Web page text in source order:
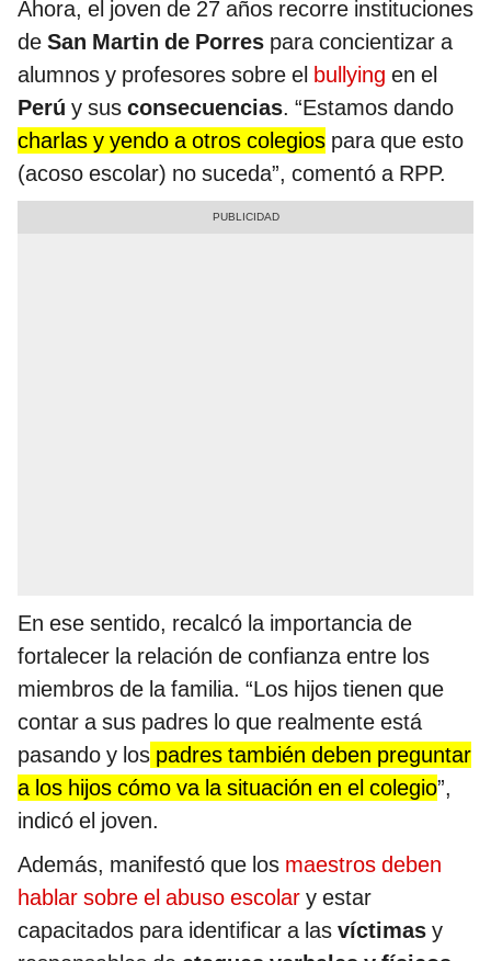
Ahora, el joven de 27 años recorre instituciones
de San Martin de Porres para concientizar a
alumnos y profesores sobre el bullying en el
Perú y sus consecuencias. “Estamos dando
charlas y yendo a otros colegios para que esto
(acoso escolar) no suceda”, comentó a RPP.
En ese sentido, recalcó la importancia de
fortalecer la relación de confianza entre los
miembros de la familia. “Los hijos tienen que
contar a sus padres lo que realmente está
pasando y los padres también deben preguntar
a los hijos cómo va la situación en el colegio”,
indicó el joven.
Además, manifestó que los maestros deben
hablar sobre el abuso escolar y estar
capacitados para identificar a las víctimas y